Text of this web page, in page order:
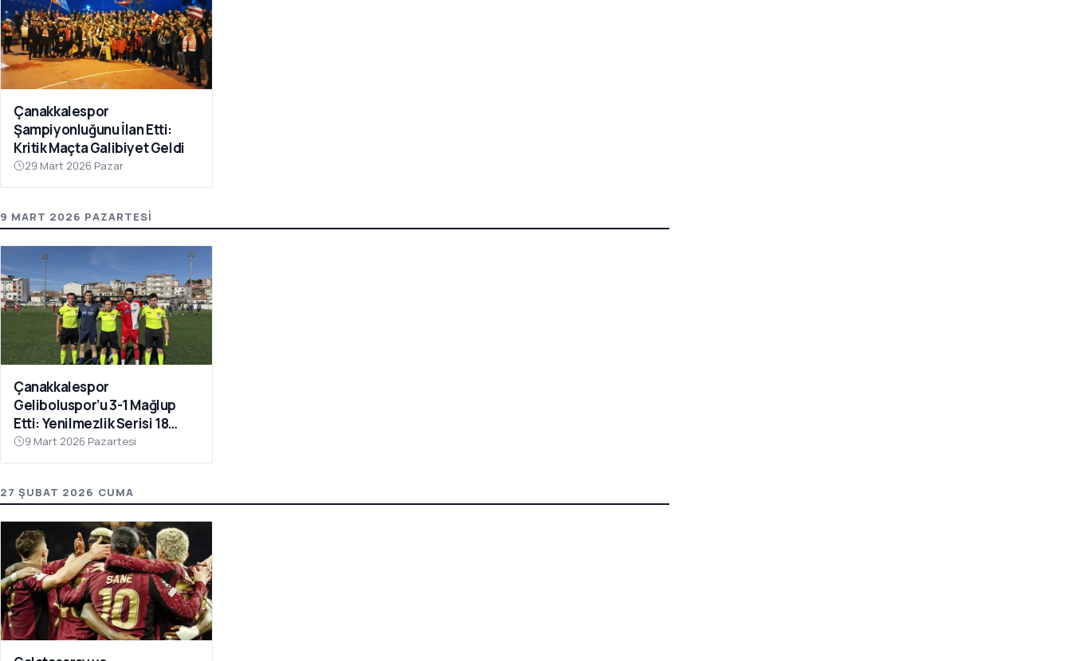
Çanakkalespor
Şampiyonluğunu İlan Etti:
Kritik Maçta Galibiyet Geldi
29 Mart 2026 Pazar
9 MART 2026 PAZARTESI
Çanakkalespor
Geliboluspor’u 3-1 Mağlup
Etti: Yenilmezlik Serisi 18
Maça Çıktı
9 Mart 2026 Pazartesi
27 ŞUBAT 2026 CUMA